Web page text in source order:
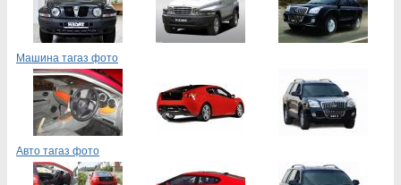
Машина тагаз фото
Авто тагаз фото